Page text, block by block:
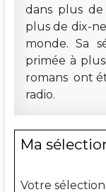
dans plus
plus de dix-
monde. Sa
primée à
romans ont
radio.
Ma
Votre